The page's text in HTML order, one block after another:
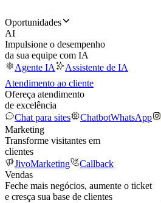
Oportunidades
AI
Impulsione o desempenho
da sua equipe com IA
Agente IA
Assistente de IA
Atendimento ao cliente
Ofereça atendimento
de excelência
Chat para sites
ChatbotWhatsApp
Marketing
Transforme visitantes em
clientes
JivoMarketing
Callback
Vendas
Feche mais negócios, aumente o ticket
e cresça sua base de clientes